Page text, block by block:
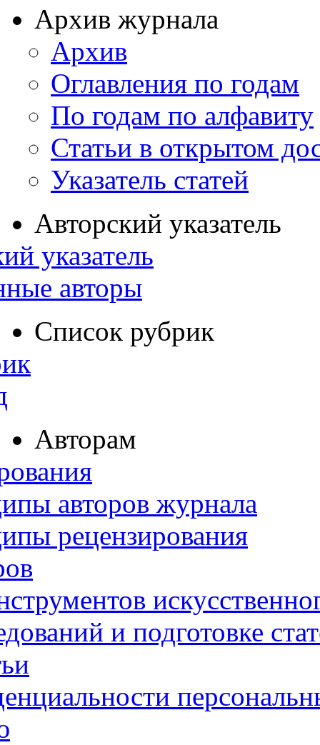
Архив журнала
Архив
Оглавления по годам
По годам по алфавиту
Статьи в открытом
Указатель статей
Авторский указатель
указатель
авторы
Список рубрик
Авторам
авторов журнала
рецензирования
и подготовке